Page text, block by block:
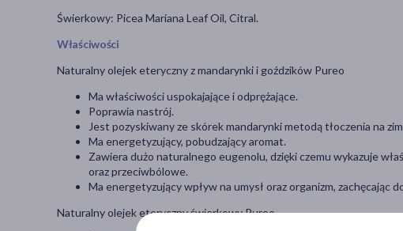
Świerkowy: Picea Mariana Leaf Oil, Citral.
Właściwości
Naturalny olejek eteryczny z mandarynki i goździków Pureo
Ma właściwości uspokajające i odprężające.
Poprawia nastrój.
Jest pozyskiwany ze skórek mandarynki metodą tłoczenia na
Ma energetyzujący, pobudzający aromat.
Zawiera dużo naturalnego eugenolu, dzięki czemu wykazuje
oraz przeciwbólowe.
Ma energetyzujący wpływ na umysł oraz organizm, zachęcając
Naturalny olejek eteryczny świerkowy Pureo